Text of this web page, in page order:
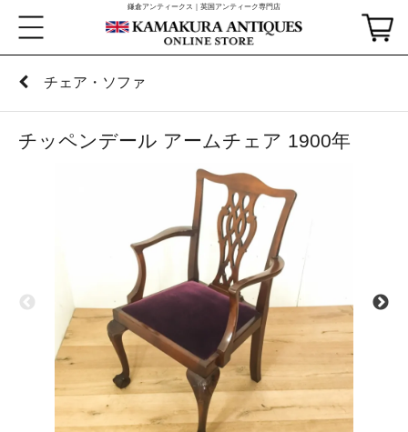
鎌倉アンティークス｜英国アンティーク専門店
チェア・ソファ
チッペンデール アームチェア 1900年